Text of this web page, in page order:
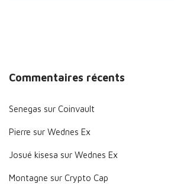
Commentaires récents
Senegas sur Coinvault
Pierre sur Wednes Ex
Josué kisesa sur Wednes Ex
Montagne sur Crypto Cap